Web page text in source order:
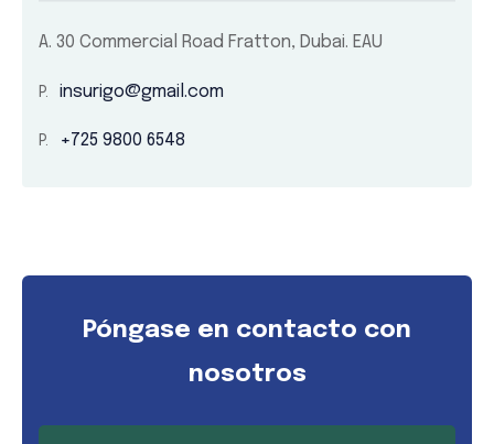
A. 30 Commercial Road Fratton, Dubai. EAU
insurigo@gmail.com
+725 9800 6548
Póngase en contacto con
nosotros